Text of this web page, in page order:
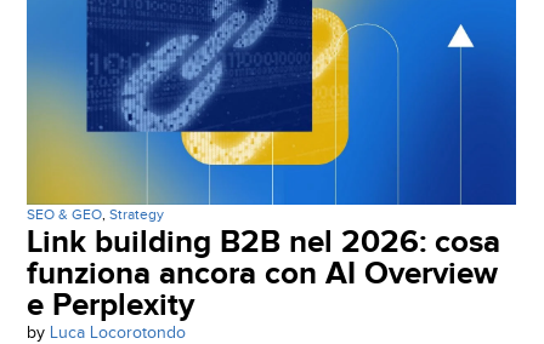
SEO & GEO,Strategy
Link building B2B nel 2026: cosa
funziona ancora con AI Overview
e Perplexity
by Luca Locorotondo